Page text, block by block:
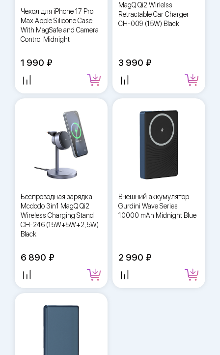
Чехол для iPhone 17 Pro
Max Apple Silicone Case
With MagSafe and Camera
Control Midnight
1 990
MagQ Qi2 Wirlelss
Retractable Car Charger
CH-009 (15W) Black
3 990
Беспроводная зарядка
Mcdodo 3in1 MagQ Qi2
Wireless Charging Stand
CH-246 (15W+5W+2,5W)
Black
6 890
Внешний аккумулятор
Gurdini Wave Series
10000 mAh Midnight Blue
2 990